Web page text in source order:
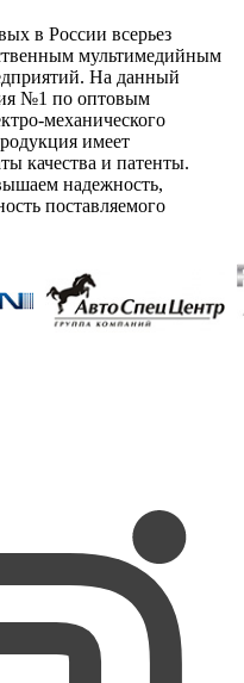
в России всерьез
мультимедийным
На данный
№1 по оптовым
механического
имеет
качества и патенты.
надежность,
поставляемого